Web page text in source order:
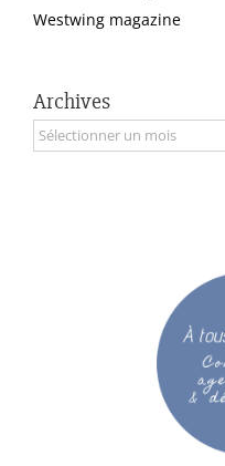
Westwing magazine
Archives
Archives